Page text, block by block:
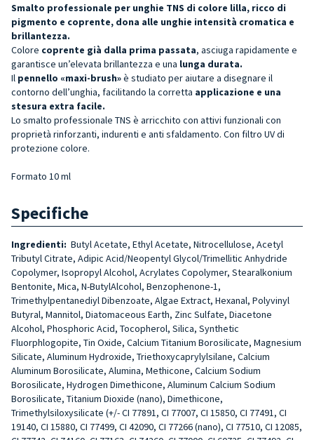
Smalto professionale per unghie TNS di colore lilla, ricco di
pigmento e coprente, dona alle unghie intensità cromatica e
brillantezza.
Colore coprente già dalla prima passata, asciuga rapidamente e
garantisce un’elevata brillantezza e una lunga durata.
Il pennello «maxi-brush»è studiato per aiutare a disegnare il
contorno dell’unghia, facilitando la corretta applicazione e una
stesura extra facile.
Lo smalto professionale TNS è arricchito con attivi funzionali con
proprietà rinforzanti, indurenti e anti sfaldamento. Con filtro UV di
protezione colore.
Formato 10 ml
Specifiche
Ingredienti: Butyl Acetate, Ethyl Acetate, Nitrocellulose, Acetyl
Tributyl Citrate, Adipic Acid/Neopentyl Glycol/Trimellitic Anhydride
Copolymer, Isopropyl Alcohol, Acrylates Copolymer, Stearalkonium
Bentonite, Mica, N-ButylAlcohol, Benzophenone-1,
Trimethylpentanediyl Dibenzoate, Algae Extract, Hexanal, Polyvinyl
Butyral, Mannitol, Diatomaceous Earth, Zinc Sulfate, Diacetone
Alcohol, Phosphoric Acid, Tocopherol, Silica, Synthetic
Fluorphlogopite, Tin Oxide, Calcium Titanium Borosilicate, Magnesium
Silicate, Aluminum Hydroxide, Triethoxycaprylylsilane, Calcium
Aluminum Borosilicate, Alumina, Methicone, Calcium Sodium
Borosilicate, Hydrogen Dimethicone, Aluminum Calcium Sodium
Borosilicate, Titanium Dioxide (nano), Dimethicone,
Trimethylsiloxysilicate (+/- CI 77891, CI 77007, CI 15850, CI 77491, CI
19140, CI 15880, CI 77499, CI 42090, CI 77266 (nano), CI 77510, CI 12085,